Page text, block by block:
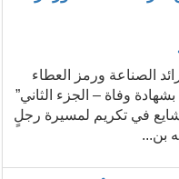
الصناعة ورمز العطاء
وفاة – الجزء الثاني”
في تكريم لمسيرة رجلٍ
بن...